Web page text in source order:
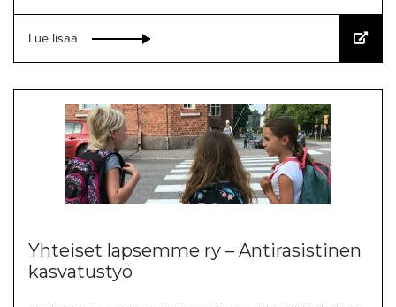
Lue lisää
Yhteiset lapsemme ry – Antirasistinen
kasvatustyö